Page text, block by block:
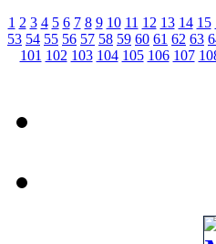
1 2 3 4 5 6 7 8 9 10 11 12 13 14 15
53 54 55 56 57 58 59 60 61 62 63
101 102 103 104 105 106 107